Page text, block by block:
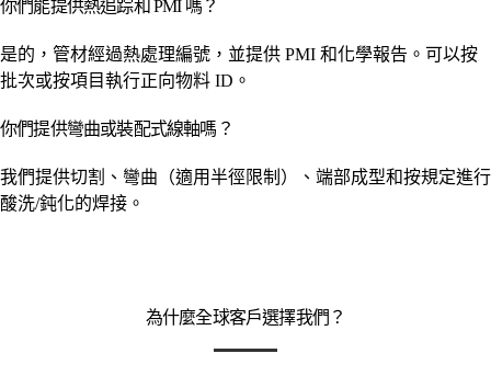
你們能提供熱追踪和 PMI 嗎？
是的，管材經過熱處理編號，並提供 PMI 和化學報告。可以按
批次或按項目執行正向物料 ID。
你們提供彎曲或裝配式線軸嗎？
我們提供切割、彎曲（適用半徑限制）、端部成型和按規定進行
酸洗/鈍化的焊接。
為什麼全球客戶選擇我們？